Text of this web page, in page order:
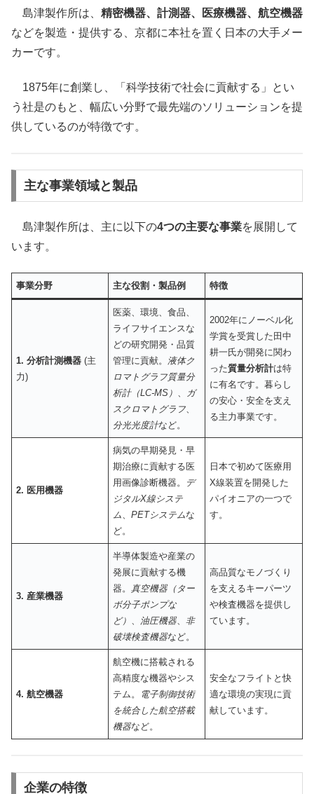
島津製作所は、 精密機器、計測器、医療機器、航空機器
などを製造・提供する、京都に本社を置く日本の大手メー
カーです。
1875年に創業し、「科学技術で社会に貢献する」とい
う社是のもと、幅広い分野で最先端のソリューションを提
供しているのが特徴です。
主な事業領域と製品
島津製作所は、主に以下の4つの主要な事業を展開して
います。
事業分野 主な役割・製品例 特徴
1. 分析計測機器 (主
力)
医薬、環境、食品、
ライフサイエンスな
どの研究開発・品質
管理に貢献。
液体ク
ロマトグラフ質量分
析計（LC-MS）
ガ
スクロマトグラフ
分光光度計など。
2002年にノーベル化
学賞を受賞した田中
耕一氏が開発に関わ
った質量分析計は特
に有名です。暮らし
の安心・安全を支え
る主力事業です。
2. 医用機器
病気の早期発見・早
期治療に貢献する医
用画像診断機器。
デ
ジタルX線システ
ム 、PETシステムな
ど。
日本で初めて医療用
X線装置を開発した
パイオニアの一つで
す。
3. 産業機器
半導体製造や産業の
発展に貢献する機
器。真空機器（ター
ボ分子ポンプな
ど）
油圧機器 、非
破壊検査機器など。
高品質なモノづくり
を支えるキーパーツ
や検査機器を提供し
ています。
4. 航空機器
航空機に搭載される
高精度な機器やシス
テム。
電子制御技術
を統合した航空搭載
機器など。
安全なフライトと快
適な環境の実現に貢
献しています。
企業の特徴